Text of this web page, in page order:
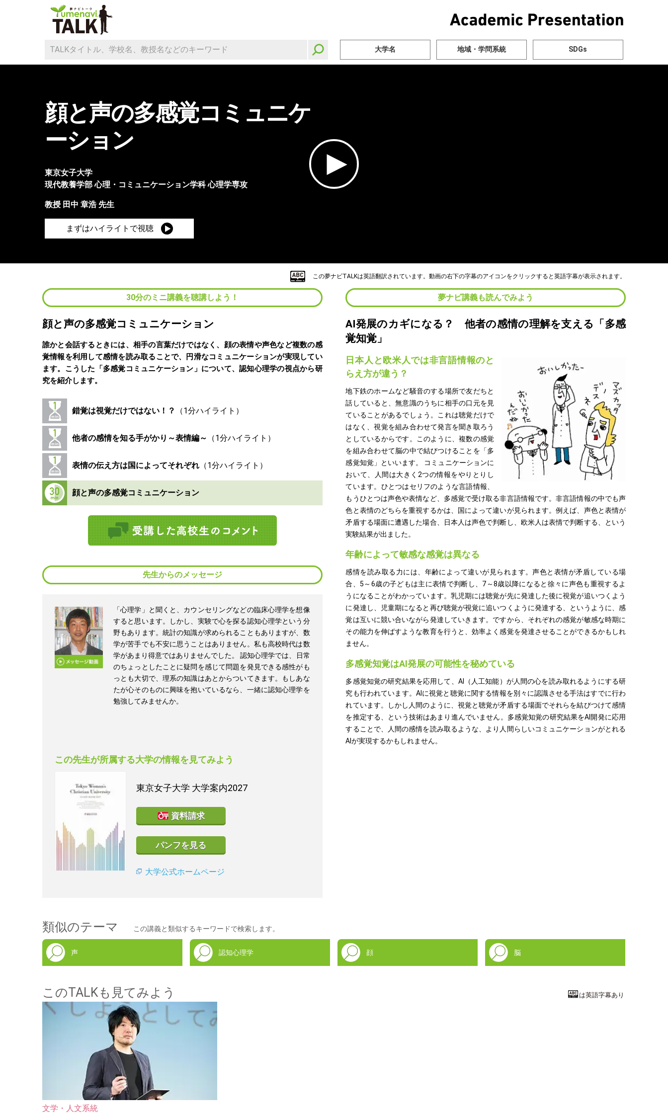
大学名 地域・学問系統 SDGs
顔と声の多感覚コミュニケ
ーション
東京女子大学
現代教養学部 心理・コミュニケーション学科 心理学専攻
教授 田中 章浩先生
まずはハイライトで視聴
この夢ナビTALKは英語翻訳されています。動画の右下の字幕のアイコンをクリックすると英語字幕が表示されます。
30分のミニ講義を聴講しよう！
顔と声の多感覚コミュニケーション
誰かと会話するときには、相手の言葉だけではなく、顔の表情や声色など複数の感
覚情報を利用して感情を読み取ることで、円滑なコミュニケーションが実現してい
ます。こうした「多感覚コミュニケーション」について、認知心理学の視点から研
究を紹介します。
錯覚は視覚だけではない！？
他者の感情を知る手がかり～表情編～
表情の伝え方は国によってそれぞれ
顔と声の多感覚コミュニケーション
先生からのメッセージ
「心理学」と聞くと、カウンセリングなどの臨床心理学を想像
すると思います。しかし、実験で心を探る認知心理学という分
野もあります。統計の知識が求められることもありますが、数
学が苦手でも不安に思うことはありません。私も高校時代は数
学があまり得意ではありませんでした。 認知心理学では、日常
のちょっとしたことに疑問を感じて問題を発見できる感性がも
っとも大切で、理系の知識はあとからついてきます。もしあな
たが心そのものに興味を抱いているなら、一緒に認知心理学を
勉強してみませんか。
この先生が所属する大学の情報を見てみよう
東京女子大学 大学案内2027
資料請求
パンフを見る
大学公式ホームページ
夢ナビ講義も読んでみよう
AI発展のカギになる？ 他者の感情の理解を支える「多感
覚知覚」
日本人と欧米人では非言語情報のと
らえ方が違う？
地下鉄のホームなど騒音のする場所で友だちと
話していると、無意識のうちに相手の口元を見
ていることがあるでしょう。これは聴覚だけで
はなく、視覚を組み合わせて発言を聞き取ろう
としているからです。このように、複数の感覚
を組み合わせて脳の中で結びつけることを「多
感覚知覚」といいます。 コミュニケーションに
おいて、人間は大きく2つの情報をやりとりし
ています。ひとつはセリフのような言語情報、
もうひとつは声色や表情など、多感覚で受け取る非言語情報です。非言語情報の中でも声
色と表情のどちらを重視するかは、国によって違いが見られます。例えば、声色と表情が
矛盾する場面に遭遇した場合、日本人は声色で判断し、欧米人は表情で判断する、という
実験結果が出ました。
年齢によって敏感な感覚は異なる
感情を読み取る力には、年齢によって違いが見られます。声色と表情が矛盾している場
合、5～6歳の子どもは主に表情で判断し、7～8歳以降になると徐々に声色も重視するよ
うになることがわかっています。乳児期には聴覚が先に発達した後に視覚が追いつくよう
に発達し、児童期になると再び聴覚が視覚に追いつくように発達する、というように、感
覚は互いに競い合いながら発達していきます。ですから、それぞれの感覚が敏感な時期に
その能力を伸ばすような教育を行うと、効率よく感覚を発達させることができるかもしれ
ません。
多感覚知覚はAI発展の可能性を秘めている
多感覚知覚の研究結果を応用して、AI（人工知能）が人間の心を読み取れるようにする研
究も行われています。AIに視覚と聴覚に関する情報を別々に認識させる手法はすでに行わ
れています。しかし人間のように、視覚と聴覚が矛盾する場面でそれらを結びつけて感情
を推定する、という技術はあまり進んでいません。多感覚知覚の研究結果をAI開発に応用
することで、人間の感情を読み取るような、より人間らしいコミュニケーションがとれる
AIが実現するかもしれません。
類似のテーマ この講義と類似するキーワードで検索します。
声 認知心理学 顔 脳
このTALKも見てみよう は英語字幕あり
文学・人文系統